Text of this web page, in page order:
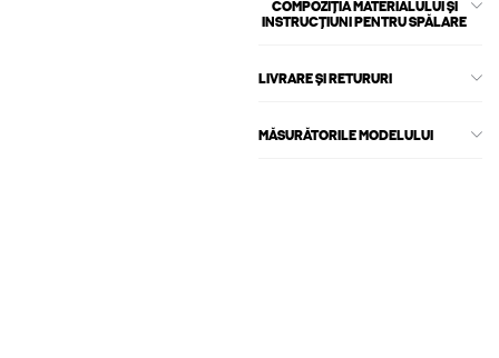
COMPOZIȚIA MATERIALULUI ȘI
INSTRUCȚIUNI PENTRU SPĂLARE
LIVRARE ȘI RETURURI
MĂSURĂTORILE MODELULUI